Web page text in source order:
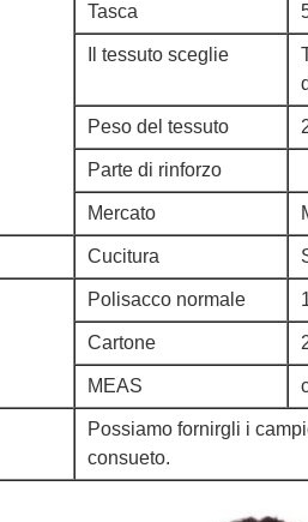
Tasca
Il tessuto sceglie
Peso del tessuto
Parte di rinforzo
Mercato
Cucitura
Polisacco normale
Cartone
MEAS
Possiamo fornirgli i
consueto.